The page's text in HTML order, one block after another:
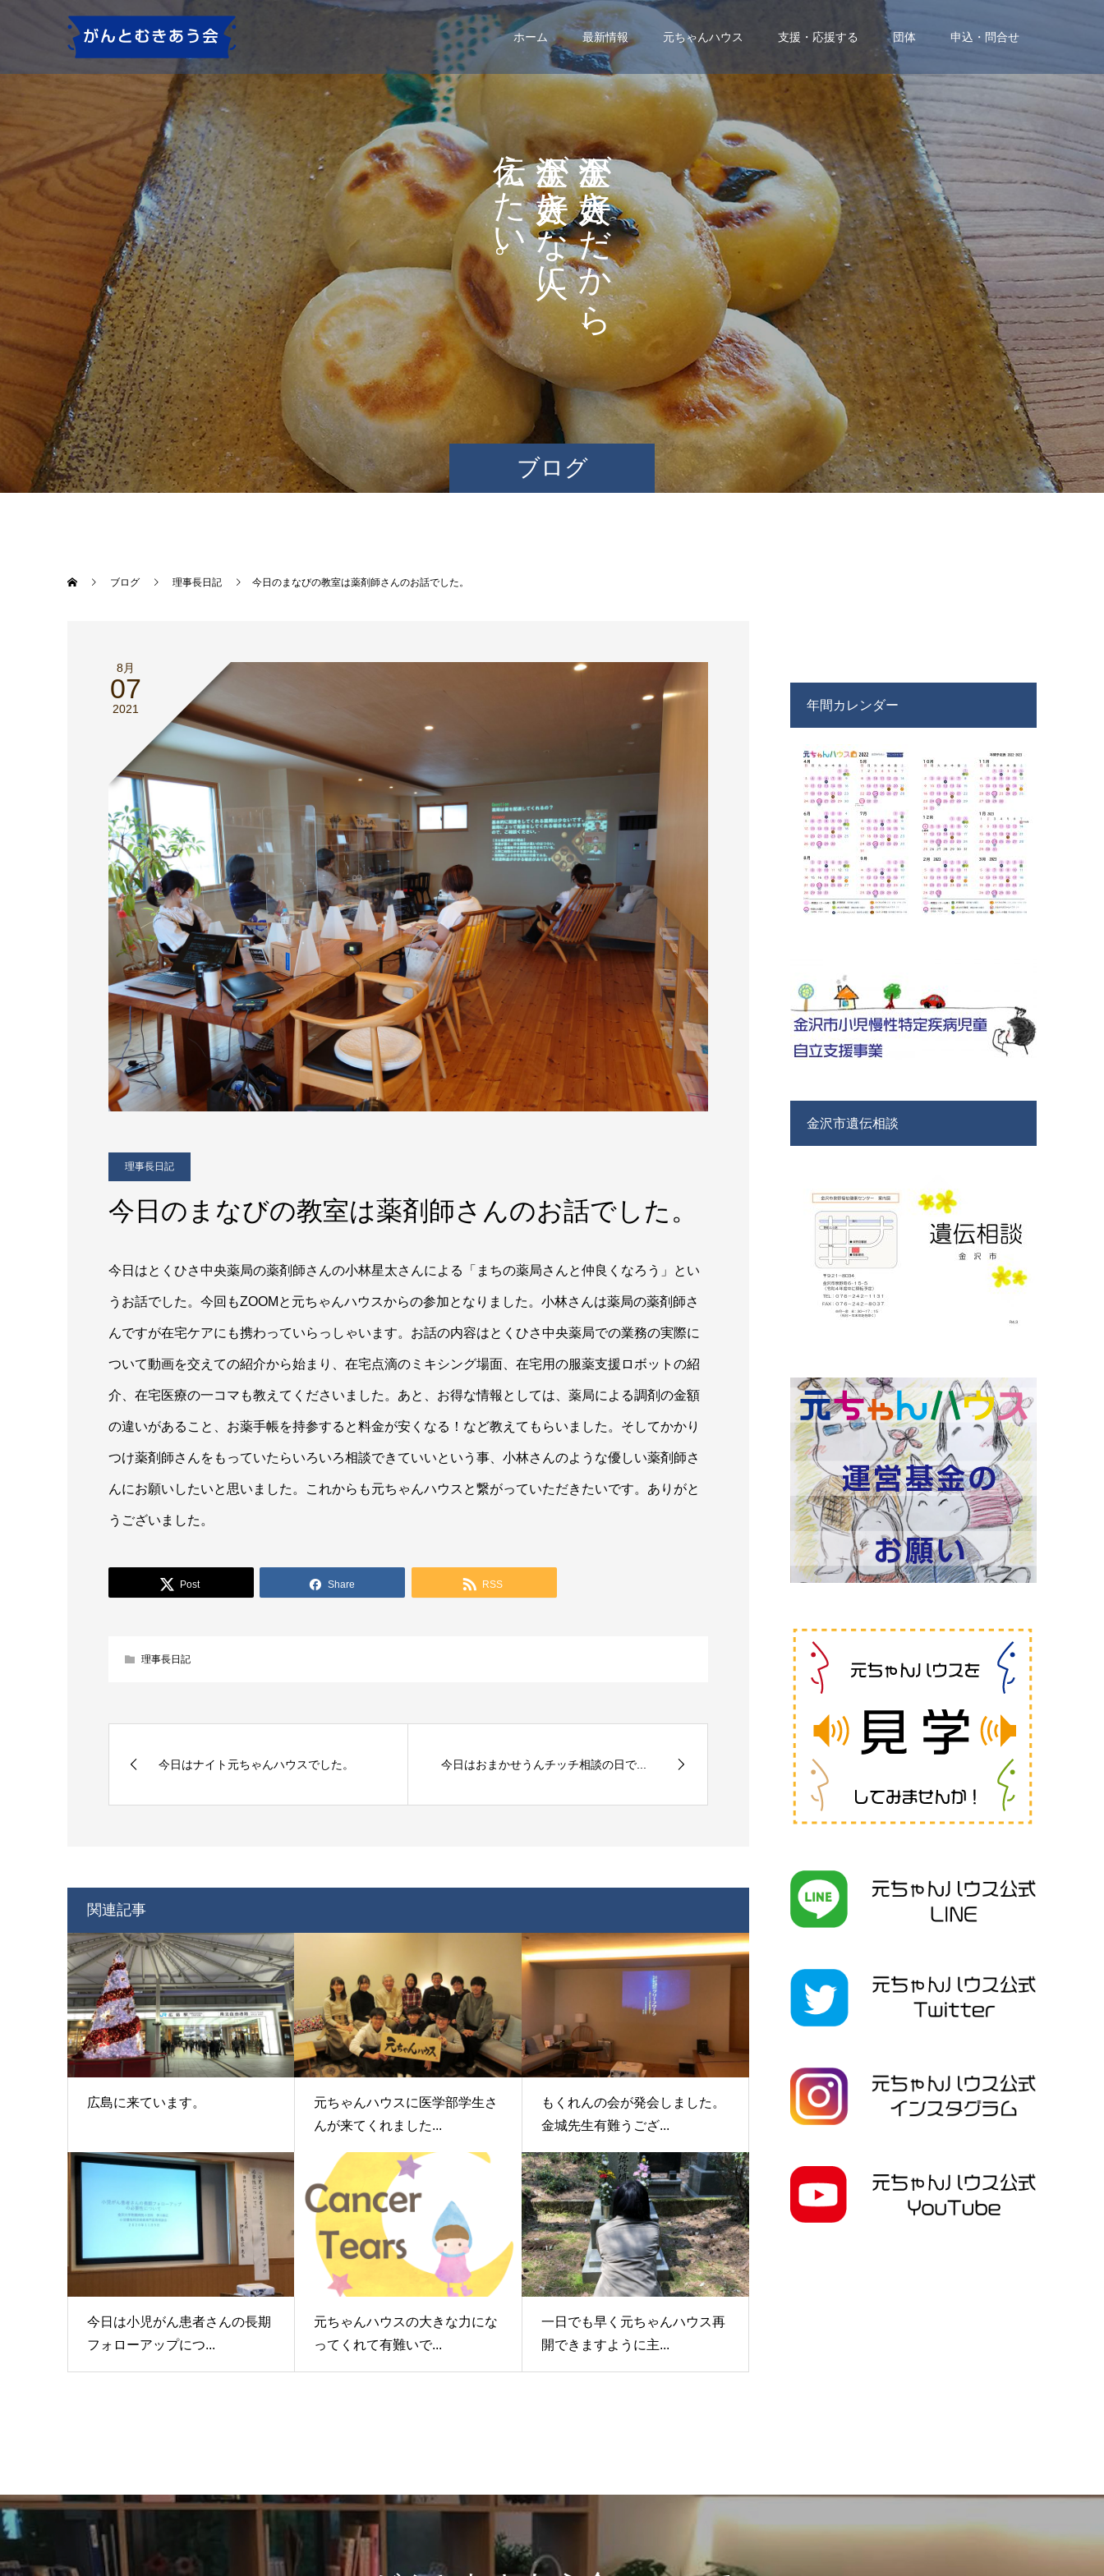
ホーム 最新情報 元ちゃんハウス 支援・応援する 団体 申込・問合せ
ブログ
が
き
だ
か
ら
、
が
き
な
に
え
た
い
。
ブログ 理事長日記 今日のまなびの教室は薬剤師さんのお話でした。
8月
07
2021
理事長日記
今日のまなびの教室は薬剤師さんのお話でした。
今日はとくひさ中央薬局の薬剤師さんの小林星太さんによる「まちの薬局さんと仲良くなろう」とい
うお話でした。今回もZOOMと元ちゃんハウスからの参加となりました。小林さんは薬局の薬剤師さ
んですが在宅ケアにも携わっていらっしゃいます。お話の内容はとくひさ中央薬局での業務の実際に
ついて動画を交えての紹介から始まり、在宅点滴のミキシング場面、在宅用の服薬支援ロボットの紹
介、在宅医療の一コマも教えてくださいました。あと、お得な情報としては、薬局による調剤の金額
の違いがあること、お薬手帳を持参すると料金が安くなる！など教えてもらいました。そしてかかり
つけ薬剤師さんをもっていたらいろいろ相談できていいという事、小林さんのような優しい薬剤師さ
んにお願いしたいと思いました。これからも元ちゃんハウスと繋がっていただきたいです。ありがと
うございました。
Post Share RSS
理事長日記
今日はナイト元ちゃんハウスでした。 今日はおまかせうんチッチ相談の日で...
関連記事
広島に来ています。
元ちゃんハウスに医学部学生さ
んが来てくれました...
もくれんの会が発会しました。
金城先生有難うござ...
今日は小児がん患者さんの長期
フォローアップにつ...
元ちゃんハウスの大きな力にな
ってくれて有難いで...
一日でも早く元ちゃんハウス再
開できますように主...
年間カレンダー
金沢市遺伝相談